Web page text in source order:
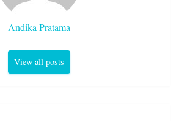
Andika Pratama
View all posts